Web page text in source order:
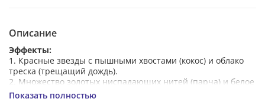
Описание
Эффекты:
1. Красные звезды с пышными хвостами (кокос) и облако
треска (трещащий дождь).
2. Множество золотых ниспадающих нитей (парча) и белое
мерцание.
Показать полностью